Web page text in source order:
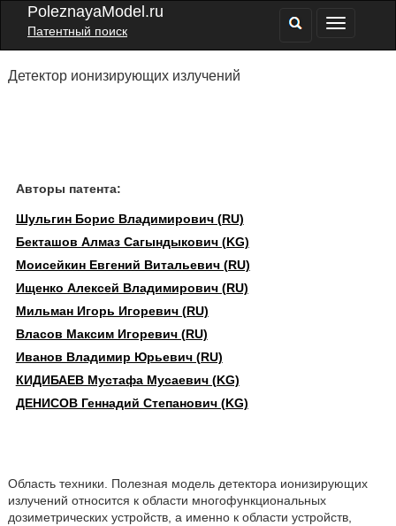
PoleznayaModel.ru
Патентный поиск
Детектор ионизирующих излучений
Авторы патента:
Шульгин Борис Владимирович (RU)
Бекташов Алмаз Сагындыкович (KG)
Моисейкин Евгений Витальевич (RU)
Ищенко Алексей Владимирович (RU)
Мильман Игорь Игоревич (RU)
Власов Максим Игоревич (RU)
Иванов Владимир Юрьевич (RU)
КИДИБАЕВ Мустафа Мусаевич (KG)
ДЕНИСОВ Геннадий Степанович (KG)
Область техники. Полезная модель детектора ионизирующих
излучений относится к области многофункциональных
дозиметрических устройств, а именно к области устройств,